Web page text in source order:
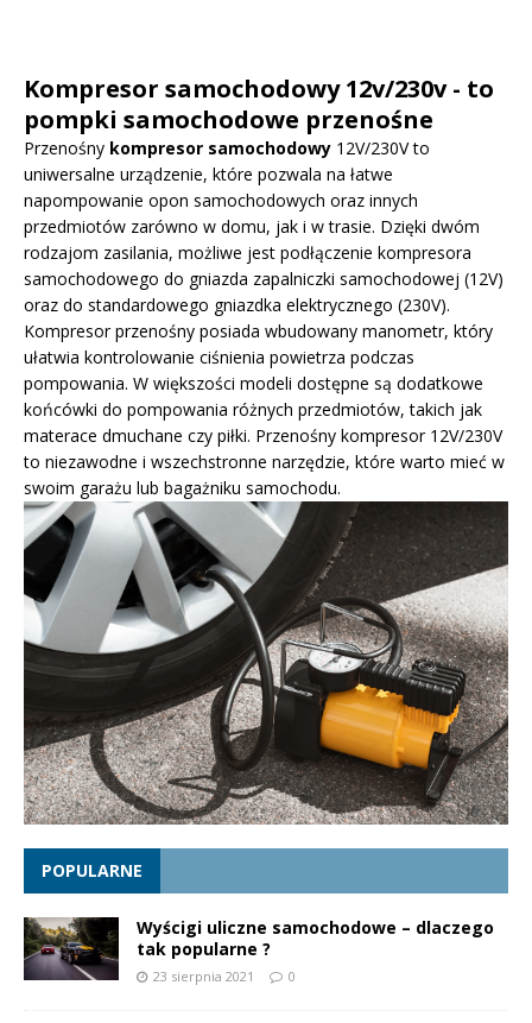
Kompresor samochodowy 12v/230v - to
pompki samochodowe przenośne
Przenośny kompresor samochodowy 12V/230V to
uniwersalne urządzenie, które pozwala na łatwe
napompowanie opon samochodowych oraz innych
przedmiotów zarówno w domu, jak i w trasie. Dzięki dwóm
rodzajom zasilania, możliwe jest podłączenie kompresora
samochodowego do gniazda zapalniczki samochodowej (12V)
oraz do standardowego gniazdka elektrycznego (230V).
Kompresor przenośny posiada wbudowany manometr, który
ułatwia kontrolowanie ciśnienia powietrza podczas
pompowania. W większości modeli dostępne są dodatkowe
końcówki do pompowania różnych przedmiotów, takich jak
materace dmuchane czy piłki. Przenośny kompresor 12V/230V
to niezawodne i wszechstronne narzędzie, które warto mieć w
swoim garażu lub bagażniku samochodu.
POPULARNE
Wyścigi uliczne samochodowe – dlaczego
tak popularne ?
23 sierpnia 2021 0